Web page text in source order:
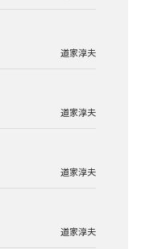
道家淳夫
道家淳夫
道家淳夫
道家淳夫